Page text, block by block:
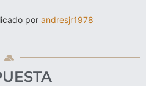
por andresjr1978